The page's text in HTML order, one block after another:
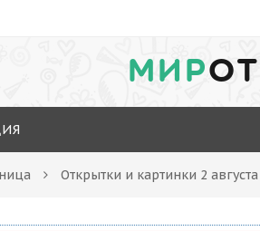
МИР
Открытки и картинки 2